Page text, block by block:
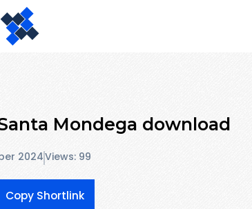
Mondega download
2024Views: 99
Copy Shortlink